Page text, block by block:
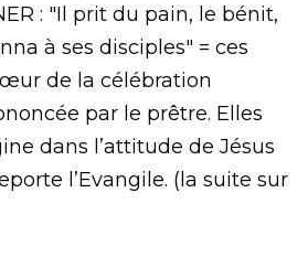
: "Il prit du pain, le bénit,
à ses disciples" = ces
de la célébration
par le prêtre. Elles
dans l’attitude de Jésus
l’Evangile. (la suite sur